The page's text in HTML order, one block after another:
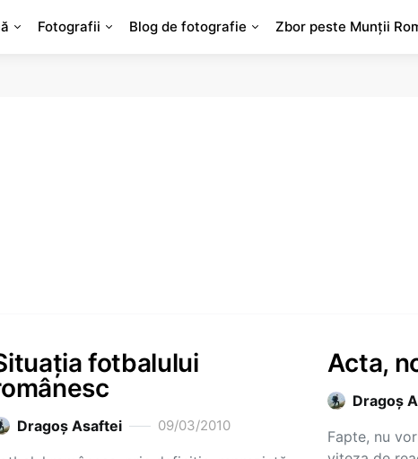
Fotografii Blog de fotografie Zbor peste Munții
fotbalului
Dragoş Asaftei 09/03/2010
Acta,
Dragoş
Fapte, nu